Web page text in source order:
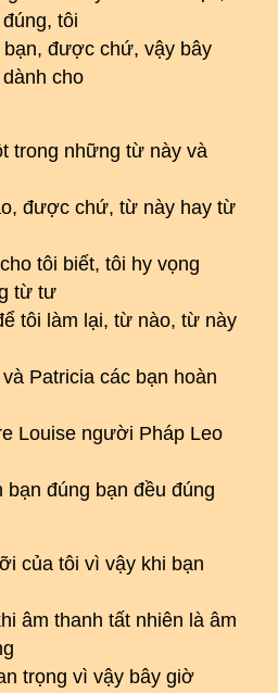
tôi
được chứ, vậy bây
cho
trong những từ này và
được chứ, từ này hay từ
tôi biết, tôi hy vọng
từ tư
tôi làm lại, từ nào, từ này
Patricia các bạn hoàn
Louise người Pháp Leo
bạn đúng bạn đều đúng
của tôi vì vậy khi bạn
âm thanh tất nhiên là âm
trọng vì vậy bây giờ